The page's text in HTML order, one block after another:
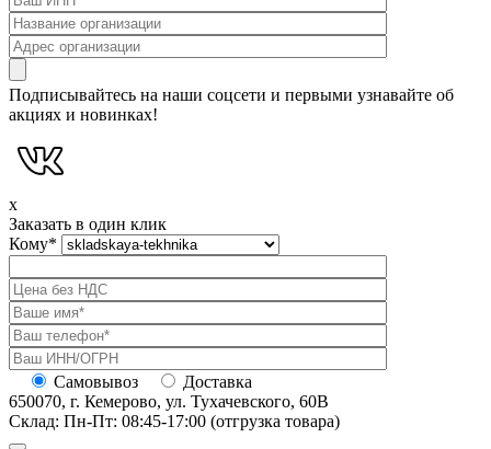
Подписывайтесь на наши соцсети и первыми узнавайте об
акциях и новинках!
x
Заказать в один клик
Кому*
Самовывоз
Доставка
650070, г. Кемерово, ул. Тухачевского, 60В
Склад: Пн-Пт: 08:45-17:00 (отгрузка товара)